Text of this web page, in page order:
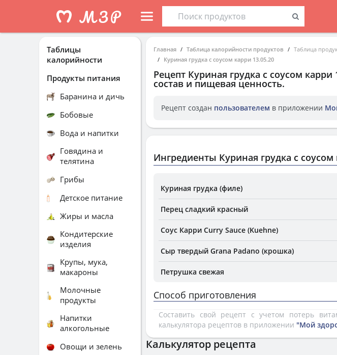
Главная Таблица калорийности продуктов
Таблица
Куриная грудка с соусом карри 13.05.20
Рецепт Куриная грудка с соусом карри
состав и пищевая ценность.
Рецепт создан пользователем в приложении
Ингредиенты Куриная грудка с соусом
Куриная грудка (филе)
Перец сладкий красный
Соус Карри Curry Sauce (Kuehne)
Сыр твердый Grana Padano (крошка)
Петрушка свежая
Способ приготовления
Составить свой рецепт с учетом потерь
калькулятора рецептов в приложении "Мой
Калькулятор рецепта
Таблицы
калорийности
Продукты питания
Баранина и дичь
Бобовые
Вода и напитки
Говядина и
телятина
Грибы
Детское питание
Жиры и масла
Кондитерские
изделия
Крупы, мука,
макароны
Молочные
продукты
Напитки
алкогольные
Овощи и зелень